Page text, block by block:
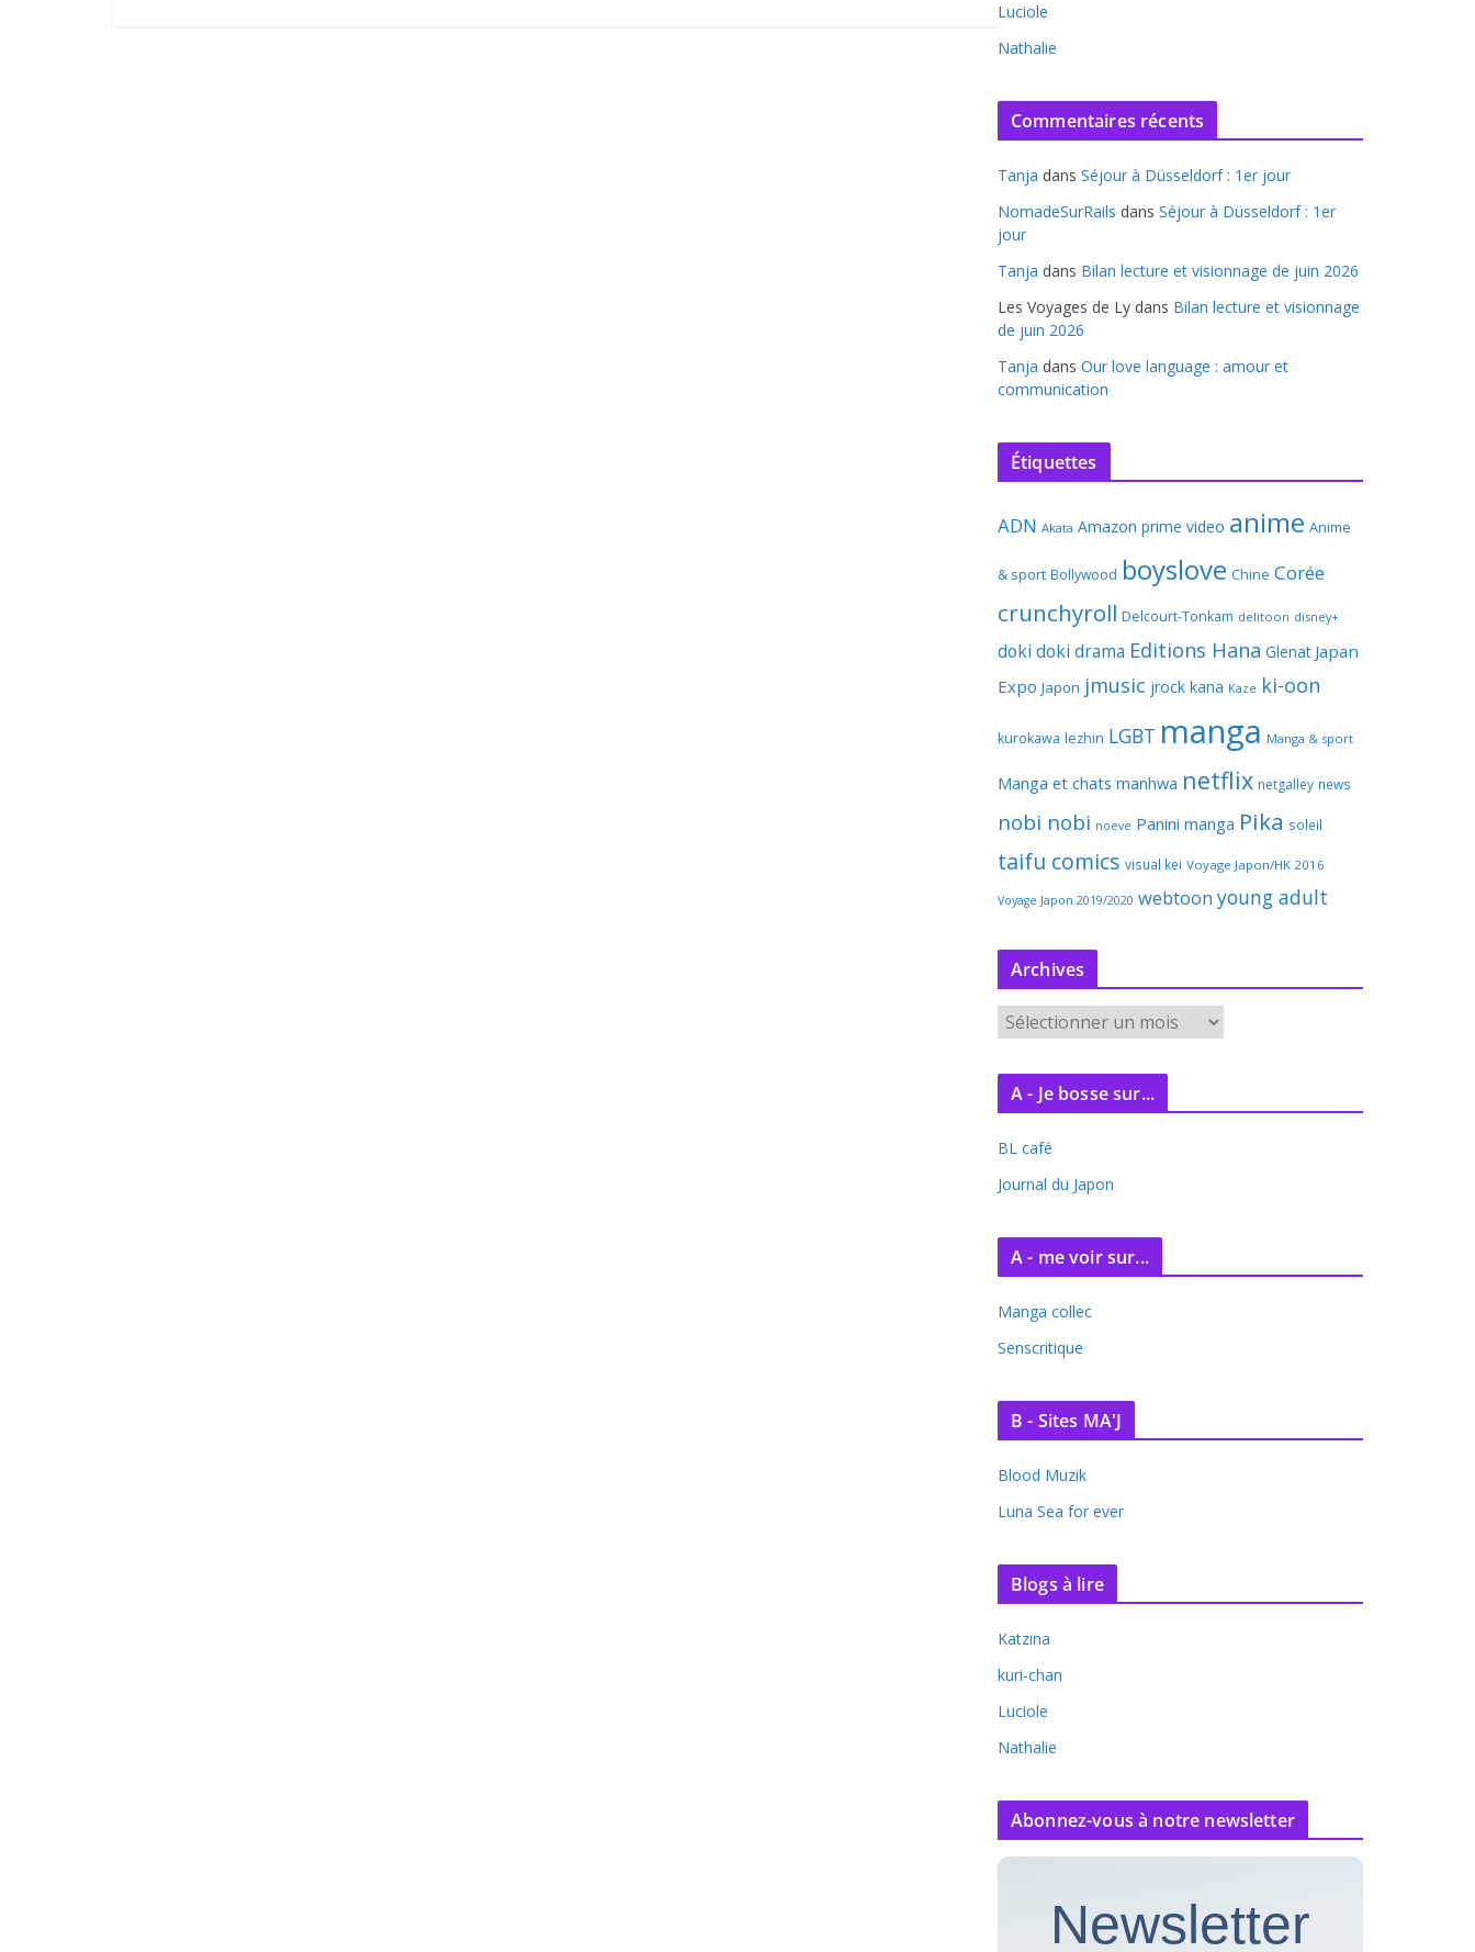
Luciole
Nathalie
Commentaires récents
Tanja dans Séjour à Düsseldorf : 1er jour
NomadeSurRails dans Séjour à Düsseldorf : 1er
jour
Tanja dans Bilan lecture et visionnage de juin 2026
Les Voyages de Ly dans Bilan lecture et visionnage
de juin 2026
Tanja dans Our love language : amour et
communication
Étiquettes
ADN Akata Amazon prime video anime Anime
& sport Bollywood boyslove Chine Corée
crunchyroll Delcourt-Tonkam delitoon disney+
doki doki drama Editions Hana Glenat Japan
Expo Japon jmusic jrock kana Kaze ki-oon
kurokawa lezhin LGBT manga Manga & sport
Manga et chats manhwa netflix netgalley news
nobi nobi noeve Panini manga Pika soleil
taifu comics visual kei Voyage Japon/HK 2016
Voyage Japon 2019/2020 webtoon young adult
Archives
r
c
v
e
A - Je bosse sur...
BL café
Journal du Japon
A - me voir sur...
Manga collec
Senscritique
B - Sites MA'J
Blood Muzik
Luna Sea for ever
Blogs à lire
Katzina
kuri-chan
Luciole
Nathalie
Abonnez-vous à notre newsletter
Newsletter